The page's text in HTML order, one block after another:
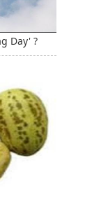
Day' ?